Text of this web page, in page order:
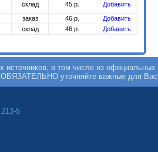
склад 45 р.
Добавить
заказ 46 р.
Добавить
склад 46 р. Добавить
в том числе из
ОБЯЗАТЕЛЬНО уточняйте важные для
5